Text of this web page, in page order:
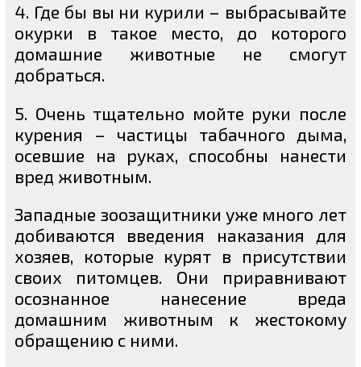
4. Где бы вы ни курили – выбрасывайте
окурки в такое место, до которого
домашние животные не смогут
добраться.
5. Очень тщательно мойте руки после
курения – частицы табачного дыма,
осевшие на руках, способны нанести
вред животным.
Западные зоозащитники уже много лет
добиваются введения наказания для
хозяев, которые курят в присутствии
своих питомцев. Они приравнивают
осознанное нанесение вреда
домашним животным к жестокому
обращению с ними.